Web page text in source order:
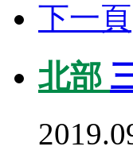
下一頁
北部